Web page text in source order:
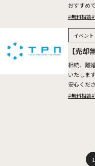
おすすめ
※所要時
#無料相談
【売却
相続、離
いたしま
安心くだ
お客様も
#無料相談
イベント
1